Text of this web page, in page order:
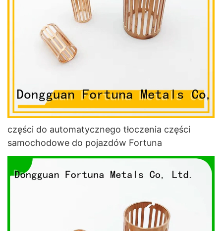
części do automatycznego tłoczenia części
samochodowe do pojazdów Fortuna